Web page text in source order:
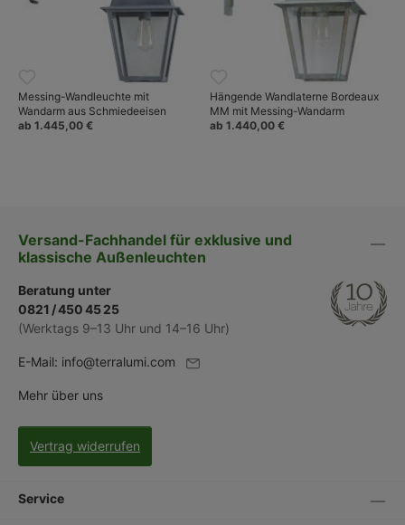
Messing-Wandleuchte mit
Wandarm aus Schmiedeeisen
ab 1.445,00 €
Hängende Wandlaterne Bordeaux
MM mit Messing-Wandarm
ab 1.440,00 €
Versand-Fachhandel für exklusive und
klassische Außenleuchten
Beratung unter
0821 / 450 45 25
(Werktags 9–13 Uhr und 14–16 Uhr)
E-Mail: info@terralumi.com
Mehr über uns
Vertrag widerrufen
Service